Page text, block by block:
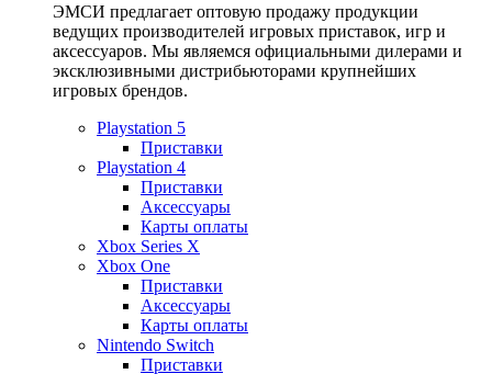
ЭМСИ предлагает оптовую продажу продукции
ведущих производителей игровых приставок, игр и
аксессуаров. Мы являемся официальными дилерами и
эксклюзивными дистрибьюторами крупнейших
игровых брендов.
Playstation 5
Приставки
Playstation 4
Приставки
Аксессуары
Карты оплаты
Xbox Series X
Xbox One
Приставки
Аксессуары
Карты оплаты
Nintendo Switch
Приставки